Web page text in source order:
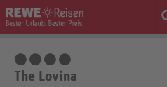
The Lovina